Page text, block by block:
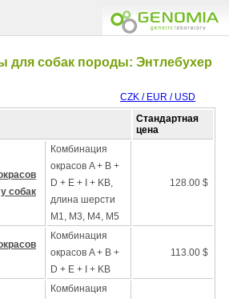
для собак породы: Энтлебухер
CZK / EUR / USD
Стандартная
цена
собак
Комбинация
окрасов A + B +
D + E + I + KB,
длина шерсти
M1, M3, M4, M5
128.00 $
Комбинация
окрасов A + B +
D + E + I + KB
113.00 $
Комбинация